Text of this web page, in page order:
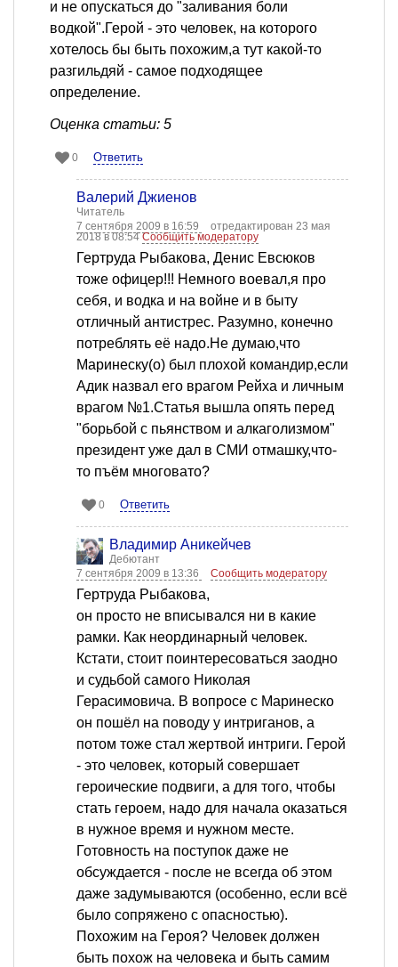
и не опускаться до "заливания боли
водкой".Герой - это человек, на которого
хотелось бы быть похожим,а тут какой-то
разгильдяй - самое подходящее
определение.
Оценка статьи: 5
0 Ответить
Валерий Джиенов
Читатель
7 сентября 2009 в 16:59
отредактирован 23 мая
2018 в 08:54Сообщить модератору
Гертруда Рыбакова, Денис Евсюков
тоже офицер!!! Немного воевал,я про
себя, и водка и на войне и в быту
отличный антистрес. Разумно, конечно
потреблять её надо.Не думаю,что
Маринеску(о) был плохой командир,если
Адик назвал его врагом Рейха и личным
врагом №1.Статья вышла опять перед
"борьбой с пьянством и алкаголизмом"
президент уже дал в СМИ отмашку,что-
то пъём многовато?
0 Ответить
Владимир Аникейчев
Дебютант
7 сентября 2009 в 13:36
Сообщить модератору
Гертруда Рыбакова,
он просто не вписывался ни в какие
рамки. Как неординарный человек.
Кстати, стоит поинтересоваться заодно
и судьбой самого Николая
Герасимовича. В вопросе с Маринеско
он пошёл на поводу у интриганов, а
потом тоже стал жертвой интриги. Герой
- это человек, который совершает
героические подвиги, а для того, чтобы
стать героем, надо для начала оказаться
в нужное время и нужном месте.
Готовность на поступок даже не
обсуждается - после не всегда об этом
даже задумываются (особенно, если всё
было сопряжено с опасностью).
Похожим на Героя? Человек должен
быть похож на человека и быть самим